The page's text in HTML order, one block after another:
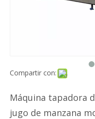
Compartir con:
Máquina tapadora
jugo de manzana